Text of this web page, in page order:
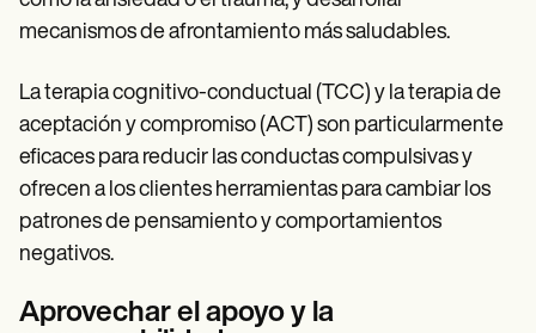
mecanismos de afrontamiento más saludables.
La terapia cognitivo-conductual (TCC) y la terapia de
aceptación y compromiso (ACT) son particularmente
eficaces para reducir las conductas compulsivas y
ofrecen a los clientes herramientas para cambiar los
patrones de pensamiento y comportamientos
negativos.
Aprovechar el apoyo y la